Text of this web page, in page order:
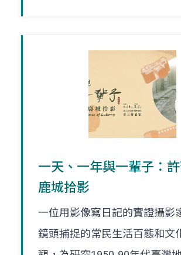
一天、一年與一輩子：
鹿城拾影
一位用影像寫日記的實證攝影
鏡頭捕捉的常民生活百態和文